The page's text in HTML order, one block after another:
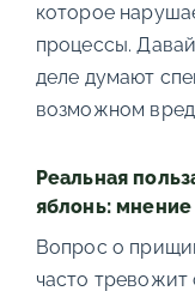
которое
процессы.
деле думают
возможном
Реальная
яблонь:
Вопрос о
часто тревожит